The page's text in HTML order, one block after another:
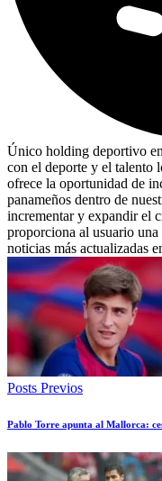
Único holding deportivo
con el deporte y el
ofrece la oportunidad de
panameños dentro de
incrementar y expandir el
proporciona al usuario
noticias más actualizadas
Posts Previos
Pablo Torre apunta al Mallorca: